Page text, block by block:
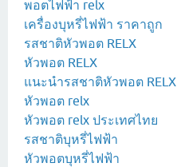
พอตไฟฟ้า relx
เครื่องบุหรี่ไฟฟ้า ราคาถูก
รสชาติหัวพอต RELX
หัวพอต RELX
แนะนำรสชาติหัวพอต RELX
หัวพอต relx
หัวพอต relx ประเทศไทย
รสชาติบุหรี่ไฟฟ้า
หัวพอตบุหรี่ไฟฟ้า